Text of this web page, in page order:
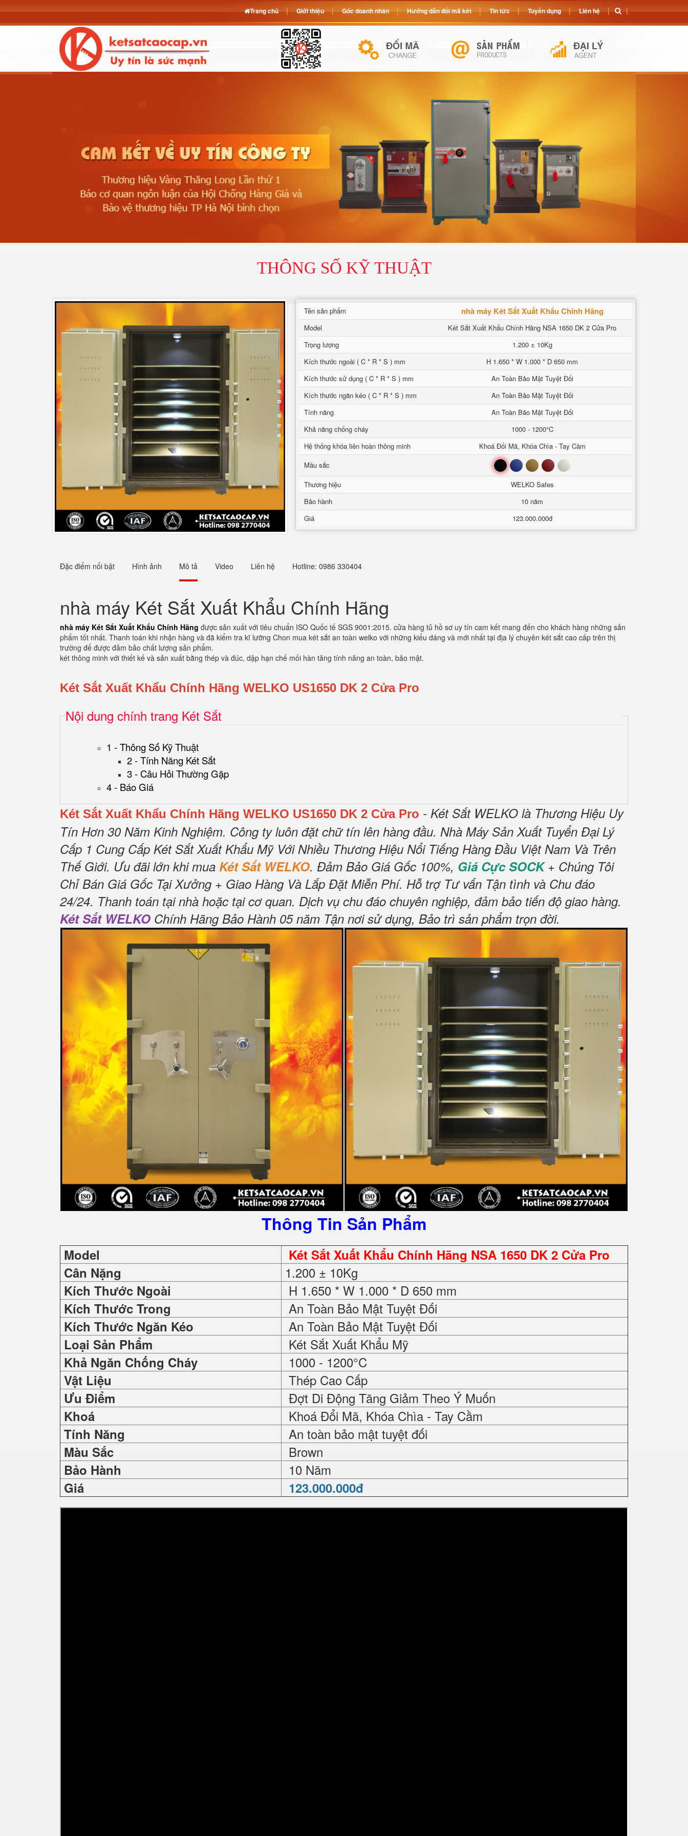
THÔNG SỐ KỸ THUẬT
Tên sản phẩm nhà máy Két Sắt Xuất Khẩu Chính Hãng
Model
Két Sắt Xuất Khẩu Chính Hãng NSA 1650 DK 2 Cửa Pro
Trọng lượng
1.200 ± 10Kg
Kích thước ngoài ( C * R * S ) mm
H 1.650 * W 1.000 * D 650 mm
Kích thước sử dụng ( C * R * S ) mm
An Toàn Bảo Mật Tuyệt Đối
Kích thước ngăn kéo ( C * R * S ) mm
An Toàn Bảo Mật Tuyệt Đối
Tính năng
An Toàn Bảo Mật Tuyệt Đối
Khả năng chống cháy
1000 - 1200°C
Hệ thống khóa liên hoàn thông minh
Khoá Đổi Mã, Khóa Chìa - Tay Cầm
Mầu sắc
Đen Xanh Nâu Đỏ Trắng
Thương hiệu
WELKO Safes
Bảo hành
10 năm
Giá
123.000.000đ
Đặc điểm nổi bật Hình ảnh Mô tả Video Liên hệ Hotline: 0986 330404
nhà máy Két Sắt Xuất Khẩu Chính Hãng
nhà máy Két Sắt Xuất Khẩu Chính Hãng được sản xuất với tiêu chuẩn ISO Quốc tế SGS 9001:2015. cửa hàng tủ hồ sơ uy tín cam kết mang đến cho khách hàng những sản
phẩm tốt nhất. Thanh toán khi nhận hàng và đã kiểm tra kĩ lưỡng Chon mua két sắt an toàn welko với những kiểu dáng và mới nhất tại địa lý chuyên két sắt cao cấp trên thị
trường để được đảm bảo chất lượng sản phẩm.
két thông minh với thiết kế và sản xuất bằng thép và đúc, dập hạn chế mối hàn tăng tính năng an toàn, bảo mật.
Két Sắt Xuất Khẩu Chính Hãng WELKO US1650 DK 2 Cửa Pro
Nội dung chính trang Két Sắt
1 - Thông Số Kỹ Thuật
2 - Tính Năng Két Sắt
3 - Câu Hỏi Thường Gặp
4 - Báo Giá
Két Sắt Xuất Khẩu Chính Hãng WELKO US1650 DK 2 Cửa Pro - Két Sắt WELKO là Thương Hiệu Uy
Tín Hơn 30 Năm Kinh Nghiệm. Công ty luôn đặt chữ tín lên hàng đầu. Nhà Máy Sản Xuất Tuyển Đại Lý
Cấp 1 Cung Cấp Két Sắt Xuất Khẩu Mỹ Với Nhiều Thương Hiệu Nổi Tiếng Hàng Đầu Việt Nam Và Trên
Thế Giới. Ưu đãi lớn khi mua Két Sắt WELKO. Đảm Bảo Giá Gốc 100%, Giá Cực SOCK+ Chúng Tôi
Chỉ Bán Giá Gốc Tại Xưởng + Giao Hàng Và Lắp Đặt Miễn Phí. Hỗ trợ Tư vấn Tận tình và Chu đáo
24/24. Thanh toán tại nhà hoặc tại cơ quan. Dịch vụ chu đáo chuyên nghiệp, đảm bảo tiến độ giao hàng.
Két Sắt WELKO Chính Hãng Bảo Hành 05 năm Tận nơi sử dụng, Bảo trì sản phẩm trọn đời.
Thông Tin Sản Phẩm
Model
Két Sắt Xuất Khẩu Chính Hãng NSA 1650 DK 2 Cửa Pro
Cân Nặng
1.200 ± 10Kg
Kích Thước Ngoài H 1.650 * W 1.000 * D 650 mm
Kích Thước Trong An Toàn Bảo Mật Tuyệt Đối
Kích Thước Ngăn Kéo An Toàn Bảo Mật Tuyệt Đối
Loại Sản Phẩm Két Sắt Xuất Khẩu Mỹ
Khả Ngăn Chống Cháy 1000 - 1200°C
Vật Liệu Thép Cao Cấp
Ưu Điểm Đợt Di Động Tăng Giảm Theo Ý Muốn
Khoá Khoá Đổi Mã, Khóa Chìa - Tay Cầm
Tính Năng An toàn bảo mật tuyệt đối
Màu Sắc Brown
Bảo Hành 10 Năm
Giá 123.000.000đ
Trang chủ Giới thiệu Góc doanh nhân Hướng dẫn đổi mã két Tin tức Tuyển dụng Liên hệ